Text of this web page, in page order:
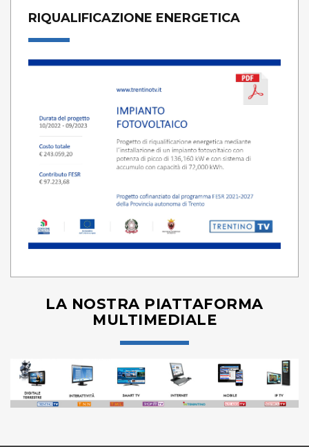
RIQUALIFICAZIONE ENERGETICA
LA NOSTRA PIATTAFORMA
MULTIMEDIALE